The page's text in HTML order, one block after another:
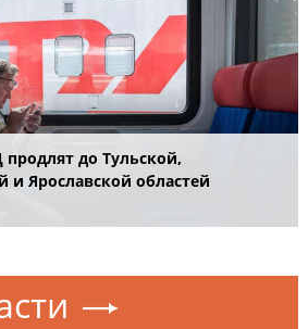
до Тульской,
и Ярославской областей